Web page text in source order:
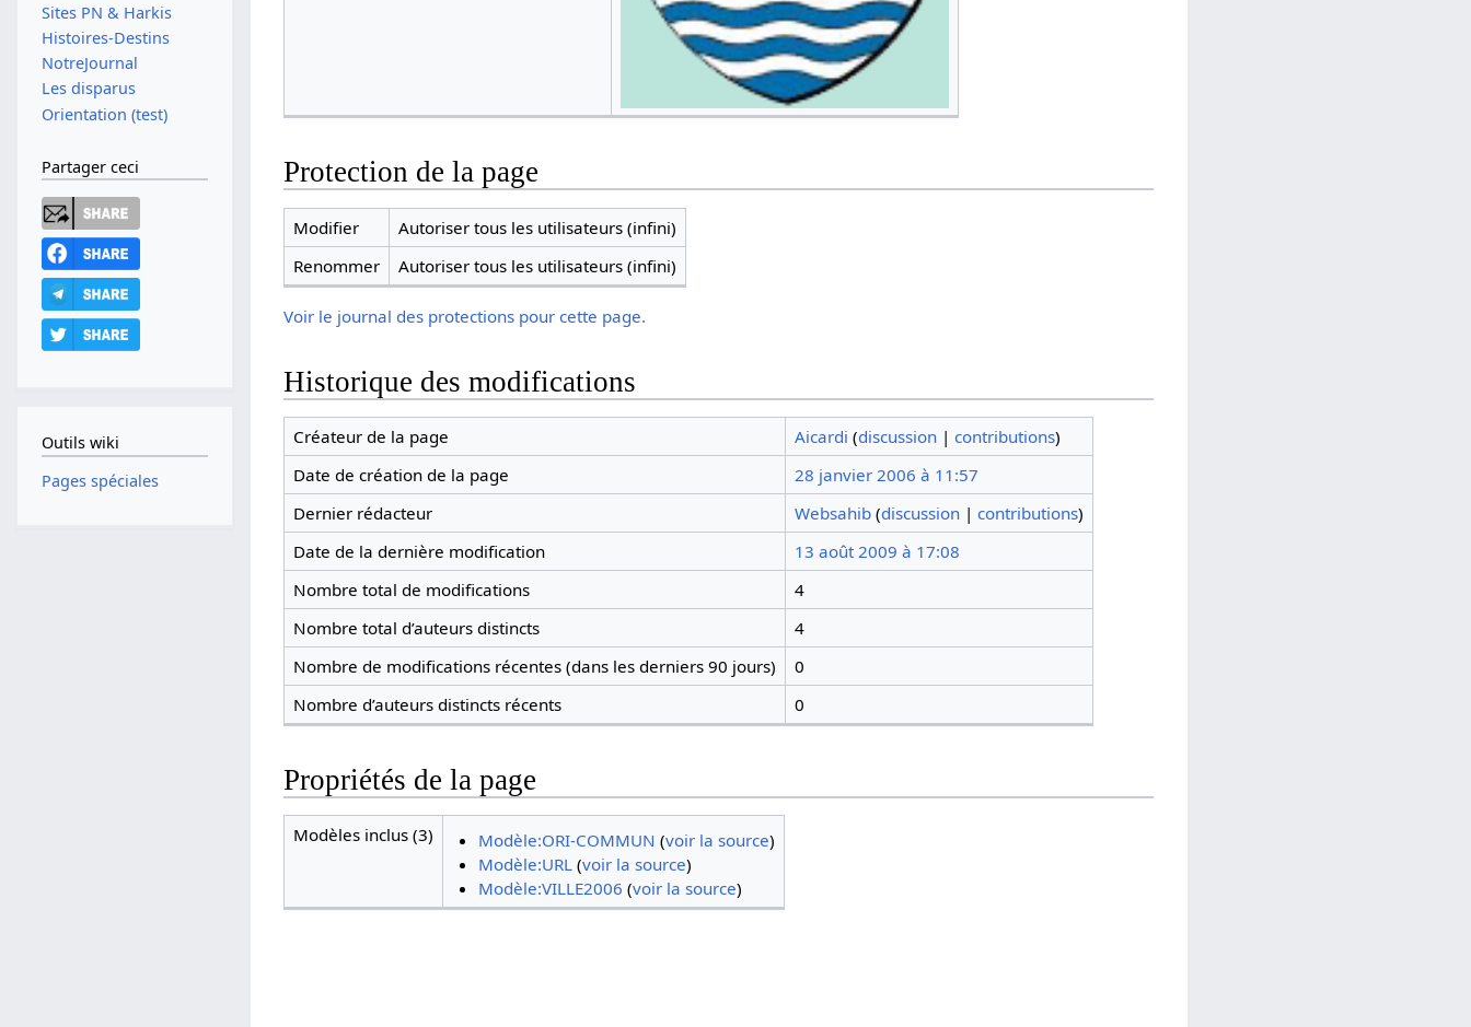
Protection de la page
Modifier
Autoriser tous les utilisateurs (infini)
Renommer
Autoriser tous les utilisateurs (infini)
Voir le journal des protections pour cette page.
Historique des modifications
Créateur de la page Aicardi (discussion| contributions)
Date de création de la page
28 janvier 2006 à 11:57
Dernier rédacteur
Websahib (discussion| contributions)
Date de la dernière modification
13 août 2009 à 17:08
Nombre total de modifications
4
Nombre total d’auteurs distincts
4
Nombre de modifications récentes (dans les derniers 90 jours)
0
Nombre d’auteurs distincts récents
0
Propriétés de la page
Modèles inclus (3) Modèle:ORI-COMMUN (voir la source)
Modèle:URL (voir la source)
Modèle:VILLE2006 (voir la source)
Sites PN & Harkis
Histoires-Destins
NotreJournal
Les disparus
Orientation (test)
Partager ceci
Outils wiki
Pages spéciales